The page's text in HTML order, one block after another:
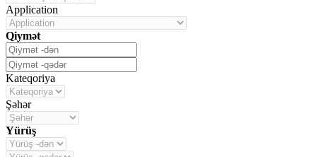
Application
Qiymət
Kateqoriya
Şəhər
Yürüş